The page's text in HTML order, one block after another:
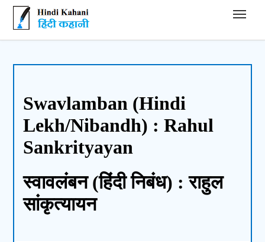
Hindi Kahani - हिंदी कहानी
Swavlamban (Hindi
Lekh/Nibandh) : Rahul
Sankrityayan
स्वावलंबन (हिंदी निबंध) : राहुल
सांकृत्यायन